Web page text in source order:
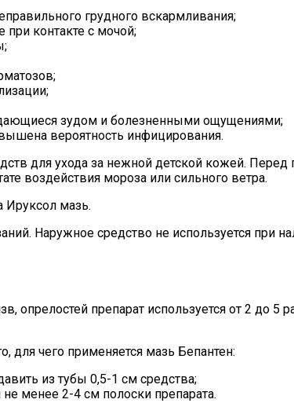
грудного вскармливания;
контакте с мочой;
зудом и болезненными ощущениями;
вероятность инфицирования.
для ухода за нежной детской кожей.
воздействия мороза или сильного ветра.
мазь.
Наружное средство не используется при
опрелостей препарат используется от 2 до
для чего применяется мазь Бепантен:
из тубы 0,5-1 см средства;
менее 2-4 см полоски препарата.